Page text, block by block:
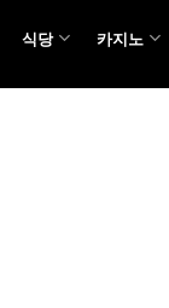
식당 카지노